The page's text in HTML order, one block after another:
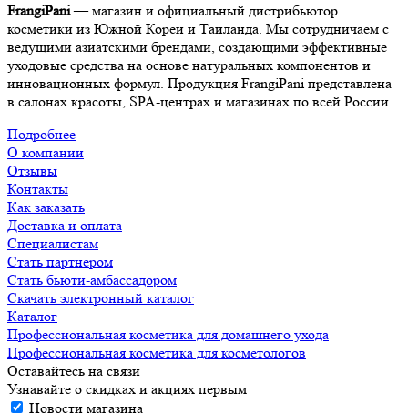
FrangiPani— магазин и официальный дистрибьютор
косметики из Южной Кореи и Таиланда. Мы сотрудничаем с
ведущими азиатскими брендами, создающими эффективные
уходовые средства на основе натуральных компонентов и
инновационных формул. Продукция FrangiPani представлена
в салонах красоты, SPA-центрах и магазинах по всей России.
Подробнее
О компании
Отзывы
Контакты
Как заказать
Доставка и оплата
Специалистам
Стать партнером
Стать бьюти-амбассадором
Скачать электронный каталог
Каталог
Профессиональная косметика для домашнего ухода
Профессиональная косметика для косметологов
Оставайтесь на связи
Узнавайте о скидках и акциях первым
Новости магазина